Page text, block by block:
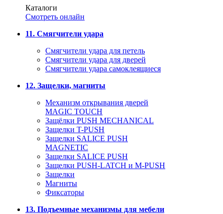
Каталоги
Смотреть онлайн
11. Смягчители удара
Смягчители удара для петель
Смягчители удара для дверей
Cмягчители удара самоклеящиеся
12. Защелки, магниты
Механизм открывания дверей
MAGIC TOUCH
Защёлки PUSH MECHANICAL
Защелки T-PUSH
Защелки SALICE PUSH
MAGNETIC
Защелки SALICE PUSH
Защелки PUSH-LATCH и M-PUSH
Защелки
Магниты
Фиксаторы
13. Подъемные механизмы для мебели